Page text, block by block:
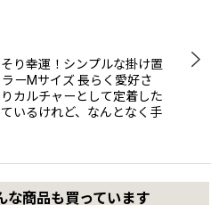
り幸運！シンプルな掛け置
ーMサイズ 長らく愛好さ
カルチャーとして定着した
いるけれど、なんとなく手
な商品も買っています